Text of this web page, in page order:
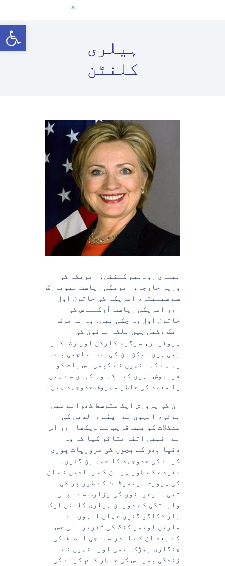
Open toolbar
ہیلری
کلنٹن
انتخابی حقوق
قانونی فریم ورک
معلوماتی مواد
ہیلری رودہیم کلنٹن، امریکہ کی
وزیر خارجہ، امریکی ریاست نیویارک
سے سینیٹر، امریکہ کی خاتون اول
اور امریکی ریاست آرکنساس کی
خاتون اول رہ چکی ہیں۔ وہ نہ صرف
ایک وکیل ہیں بلکہ قانون کی
پروفیسر، سرگرم کارکن اور رضاکار
بھی ہیں لیکن ان کی سب سے اچھی بات
یہ ہے کہ انہوں نے کبھی اس بات کو
فراموش نہیں کیا کہ وہ کہاں سے ہیں
یا مقصد کی خاطر مصروف جدوجہد ہیں۔
ان کی پرورش ایک متوسط گھرانے میں
ہوئی، انہوں نے اپنے والدین کی
مشکلات کو بہت قریب سے دیکھا اور اس
نے انہیں اتنا متاثر کیا کہ وہ
دنیا بھر کے بچوں کی ضروریات پوری
کرنے کی جدوجہد کا حصہ بن گئیں۔
عقیدے کے طور پر ان کے والدین نے ان
کی پرورش میتھوڈسٹ کے طور پر کی
تھی۔ نوجوانوں کی وزارت سے اپنی
وابستگی کے دوران ہیلری کلنٹن ایک
بار شکاگو گئیں جہاں انہوں نے
مارٹن لوتھر کنگ کی تقریر سنی جس
کے بعد ان کے اندر سماجی انصاف کی
چنگاری بھڑک اٹھی اور انہوں نے
زندگی بھر اس کی خاطر کام کرنے کی